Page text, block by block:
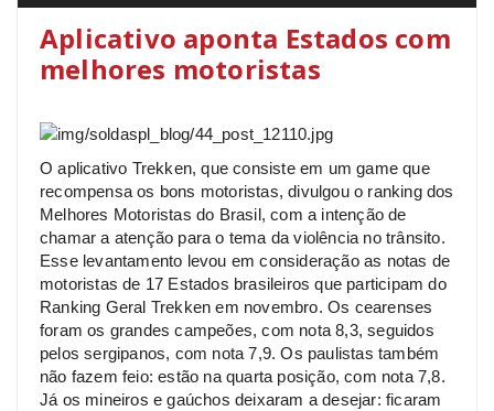
Aplicativo aponta Estados com
melhores motoristas
O aplicativo Trekken, que consiste em um game que
recompensa os bons motoristas, divulgou o ranking dos
Melhores Motoristas do Brasil, com a intenção de
chamar a atenção para o tema da violência no trânsito.
Esse levantamento levou em consideração as notas de
motoristas de 17 Estados brasileiros que participam do
Ranking Geral Trekken em novembro. Os cearenses
foram os grandes campeões, com nota 8,3, seguidos
pelos sergipanos, com nota 7,9. Os paulistas também
não fazem feio: estão na quarta posição, com nota 7,8.
Já os mineiros e gaúchos deixaram a desejar: ficaram